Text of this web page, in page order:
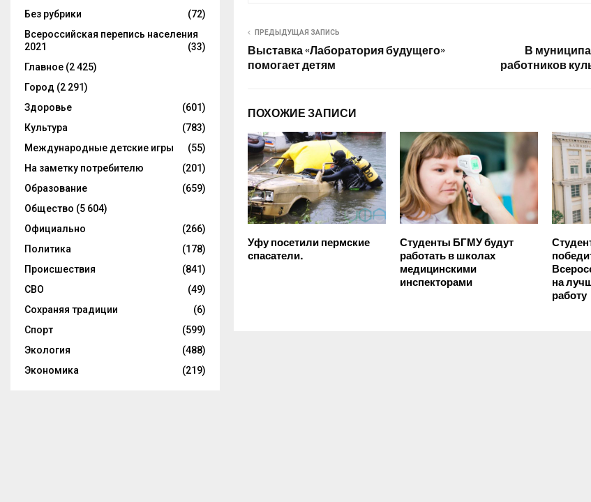
ПРЕДЫДУЩАЯ ЗАПИСЬ
Выставка «Лаборатория будущего»
помогает детям
В
работников
ПОХОЖИЕ ЗАПИСИ
Уфу посетили пермские
спасатели.
Студенты БГМУ будут
работать в школах
медицинскими
инспекторами
на
работу
Без рубрики
(72)
Всероссийская перепись населения
2021
(33)
Главное (2 425)
Город (2 291)
Здоровье
(601)
Культура
(783)
Международные детские игры
(55)
На заметку потребителю
(201)
Образование
(659)
Общество (5 604)
Официально
(266)
Политика
(178)
Происшествия
(841)
СВО
(49)
Сохраняя традиции
(6)
Спорт
(599)
Экология
(488)
Экономика
(219)